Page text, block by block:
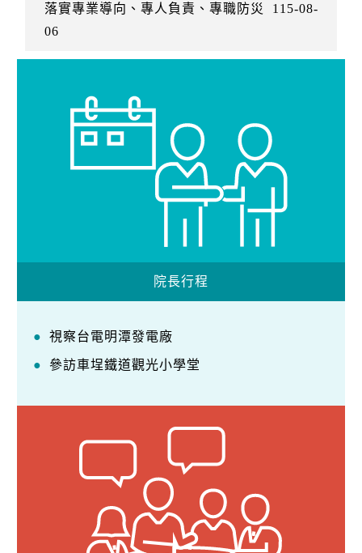
落實專業導向、專人負責、專職防災
115-08-
06
院長行程
視察台電明潭發電廠
參訪車埕鐵道觀光小學堂